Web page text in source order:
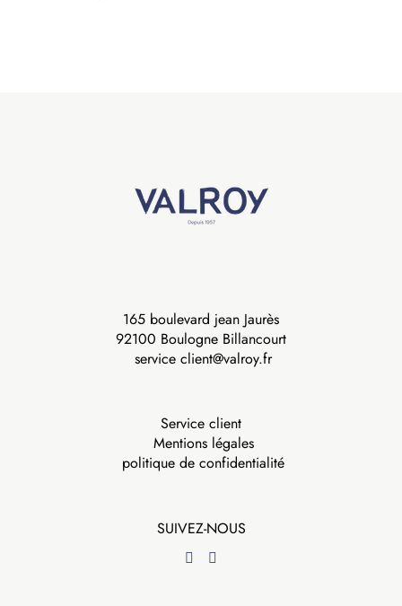
165 boulevard jean Jaurès
92100 Boulogne Billancourt
service client@valroy.fr
Service client
Mentions légales
politique de confidentialité
SUIVEZ-NOUS